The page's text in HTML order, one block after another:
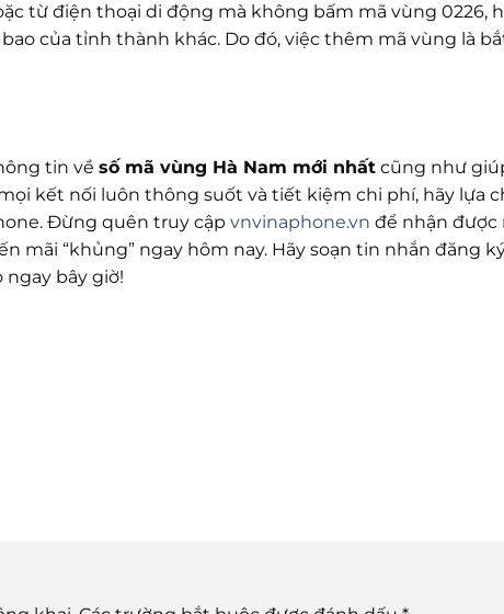
từ điện thoại di động mà không bấm mã vùng 0226,
của tỉnh thành khác. Do đó, việc thêm mã vùng là
tin về số mã vùng Hà Nam mới nhất cũng như
kết nối luôn thông suốt và tiết kiệm chi phí, hãy lựa
Đừng quên truy cập vnvinaphone.vn để nhận
mãi “khủng” ngay hôm nay. Hãy soạn tin nhắn đăng
bây giờ!